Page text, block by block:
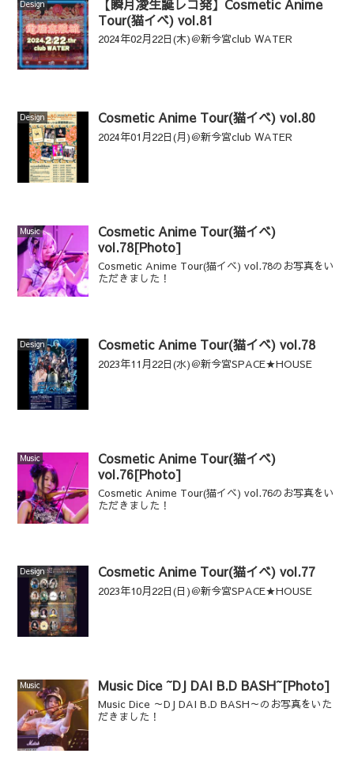
Design
【瞬月凌生誕レコ発】Cosmetic Anime
Tour(猫イベ) vol.81
2024年02月22日(木)＠新今宮club WATER
Design Cosmetic Anime Tour(猫イベ) vol.80
2024年01月22日(月)＠新今宮club WATER
Music
Cosmetic Anime Tour(猫イベ)
vol.78[Photo]
Cosmetic Anime Tour(猫イベ) vol.78のお写真をい
ただきました！
Design Cosmetic Anime Tour(猫イベ) vol.78
2023年11月22日(水)＠新今宮SPACE★HOUSE
Music
Cosmetic Anime Tour(猫イベ)
vol.76[Photo]
Cosmetic Anime Tour(猫イベ) vol.76のお写真をい
ただきました！
Design Cosmetic Anime Tour(猫イベ) vol.77
2023年10月22日(日)＠新今宮SPACE★HOUSE
Music Music Dice ~DJ DAI B.D BASH~[Photo]
Music Dice ～DJ DAI B.D BASH～のお写真をいた
だきました！